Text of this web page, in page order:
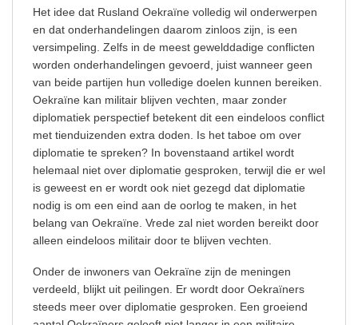
Het idee dat Rusland Oekraïne volledig wil onderwerpen
en dat onderhandelingen daarom zinloos zijn, is een
versimpeling. Zelfs in de meest gewelddadige conflicten
worden onderhandelingen gevoerd, juist wanneer geen
van beide partijen hun volledige doelen kunnen bereiken.
Oekraïne kan militair blijven vechten, maar zonder
diplomatiek perspectief betekent dit een eindeloos conflict
met tienduizenden extra doden. Is het taboe om over
diplomatie te spreken? In bovenstaand artikel wordt
helemaal niet over diplomatie gesproken, terwijl die er wel
is geweest en er wordt ook niet gezegd dat diplomatie
nodig is om een eind aan de oorlog te maken, in het
belang van Oekraïne. Vrede zal niet worden bereikt door
alleen eindeloos militair door te blijven vechten.
Onder de inwoners van Oekraïne zijn de meningen
verdeeld, blijkt uit peilingen. Er wordt door Oekraïners
steeds meer over diplomatie gesproken. Een groeiend